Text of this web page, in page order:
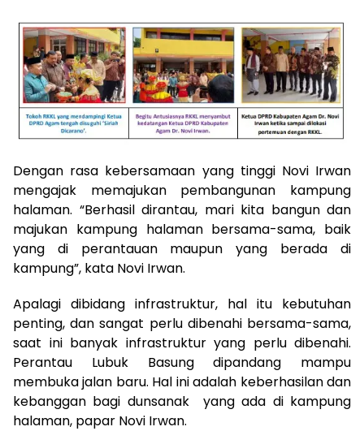
Dengan rasa kebersamaan yang tinggi Novi Irwan
mengajak memajukan pembangunan kampung
halaman. “Berhasil dirantau, mari kita bangun dan
majukan kampung halaman bersama-sama, baik
yang di perantauan maupun yang berada di
kampung”, kata Novi Irwan.
Apalagi dibidang infrastruktur, hal itu kebutuhan
penting, dan sangat perlu dibenahi bersama-sama,
saat ini banyak infrastruktur yang perlu dibenahi.
Perantau Lubuk Basung dipandang mampu
membuka jalan baru. Hal ini adalah keberhasilan dan
kebanggan bagi dunsanak yang ada di kampung
halaman, papar Novi Irwan.